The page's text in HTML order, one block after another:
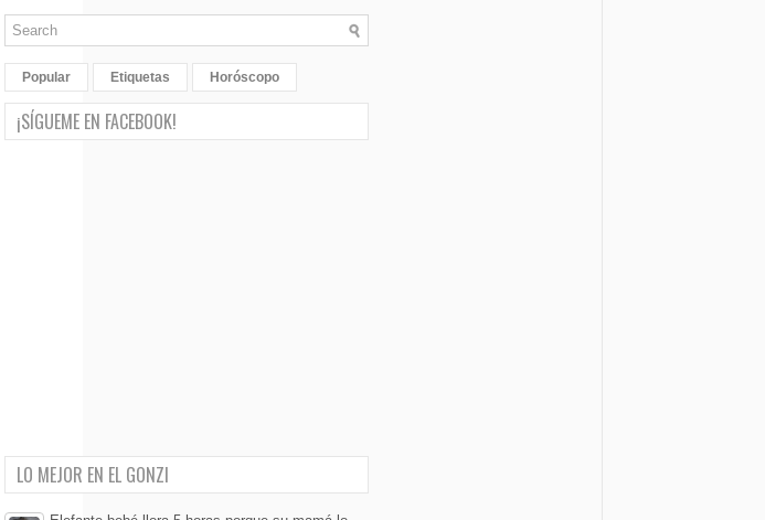
Popular Etiquetas Horóscopo
¡SÍGUEME EN FACEBOOK!
LO MEJOR EN EL GONZI